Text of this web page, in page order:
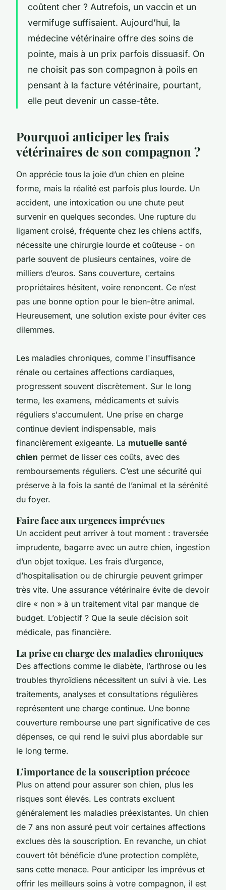
coûtent cher ? Autrefois, un vaccin et un
vermifuge suffisaient. Aujourd’hui, la
médecine vétérinaire offre des soins de
pointe, mais à un prix parfois dissuasif. On
ne choisit pas son compagnon à poils en
pensant à la facture vétérinaire, pourtant,
elle peut devenir un casse-tête.
Pourquoi anticiper les frais
vétérinaires de son compagnon ?
On apprécie tous la joie d’un chien en pleine
forme, mais la réalité est parfois plus lourde. Un
accident, une intoxication ou une chute peut
survenir en quelques secondes. Une rupture du
ligament croisé, fréquente chez les chiens actifs,
nécessite une chirurgie lourde et coûteuse - on
parle souvent de plusieurs centaines, voire de
milliers d’euros. Sans couverture, certains
propriétaires hésitent, voire renoncent. Ce n’est
pas une bonne option pour le bien-être animal.
Heureusement, une solution existe pour éviter ces
dilemmes.
Les maladies chroniques, comme l'insuffisance
rénale ou certaines affections cardiaques,
progressent souvent discrètement. Sur le long
terme, les examens, médicaments et suivis
réguliers s'accumulent. Une prise en charge
continue devient indispensable, mais
financièrement exigeante. La mutuelle santé
chien permet de lisser ces coûts, avec des
remboursements réguliers. C’est une sécurité qui
préserve à la fois la santé de l’animal et la sérénité
du foyer.
Faire face aux urgences imprévues
Un accident peut arriver à tout moment : traversée
imprudente, bagarre avec un autre chien, ingestion
d’un objet toxique. Les frais d’urgence,
d’hospitalisation ou de chirurgie peuvent grimper
très vite. Une assurance vétérinaire évite de devoir
dire « non » à un traitement vital par manque de
budget. L’objectif ? Que la seule décision soit
médicale, pas financière.
La prise en charge des maladies chroniques
Des affections comme le diabète, l’arthrose ou les
troubles thyroïdiens nécessitent un suivi à vie. Les
traitements, analyses et consultations régulières
représentent une charge continue. Une bonne
couverture rembourse une part significative de ces
dépenses, ce qui rend le suivi plus abordable sur
le long terme.
L’importance de la souscription précoce
Plus on attend pour assurer son chien, plus les
risques sont élevés. Les contrats excluent
généralement les maladies préexistantes. Un chien
de 7 ans non assuré peut voir certaines affections
exclues dès la souscription. En revanche, un chiot
couvert tôt bénéficie d’une protection complète,
sans cette menace. Pour anticiper les imprévus et
offrir les meilleurs soins à votre compagnon, il est